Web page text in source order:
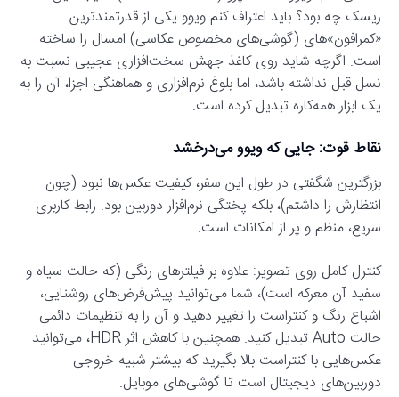
ریسک چه بود؟ باید اعتراف کنم ویوو یکی از قدرتمندترین
«کمرافون»‌های (گوشی‌های مخصوص عکاسی) امسال را ساخته
است. اگرچه شاید روی کاغذ جهش سخت‌افزاری عجیبی نسبت به
نسل قبل نداشته باشد، اما بلوغ نرم‌افزاری و هماهنگی اجزا، آن را به
یک ابزار همه‌کاره تبدیل کرده است.
نقاط قوت: جایی که ویوو می‌درخشد
بزرگترین شگفتی در طول این سفر، کیفیت عکس‌ها نبود (چون
انتظارش را داشتم)، بلکه پختگی نرم‌افزار دوربین بود. رابط کاربری
سریع، منظم و پر از امکانات است.
کنترل کامل روی تصویر: علاوه بر فیلترهای رنگی (که حالت سیاه و
سفید آن معرکه است)، شما می‌توانید پیش‌فرض‌های روشنایی،
اشباع رنگ و کنتراست را تغییر دهید و آن را به تنظیمات دائمی
حالت Auto تبدیل کنید. همچنین با کاهش اثر HDR، می‌توانید
عکس‌هایی با کنتراست بالا بگیرید که بیشتر شبیه خروجی
دوربین‌های دیجیتال است تا گوشی‌های موبایل.